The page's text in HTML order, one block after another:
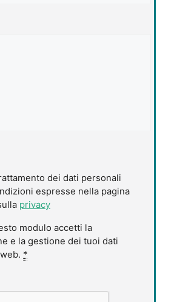
dei dati personali
espresse nella pagina
privacy
modulo accetti la
e la gestione dei tuoi dati
*